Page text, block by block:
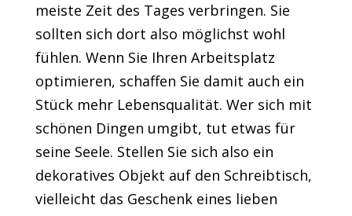
meiste Zeit des Tages verbringen. Sie
sollten sich dort also möglichst wohl
fühlen. Wenn Sie Ihren Arbeitsplatz
optimieren, schaffen Sie damit auch ein
Stück mehr Lebensqualität. Wer sich mit
schönen Dingen umgibt, tut etwas für
seine Seele. Stellen Sie sich also ein
dekoratives Objekt auf den Schreibtisch,
vielleicht das Geschenk eines lieben